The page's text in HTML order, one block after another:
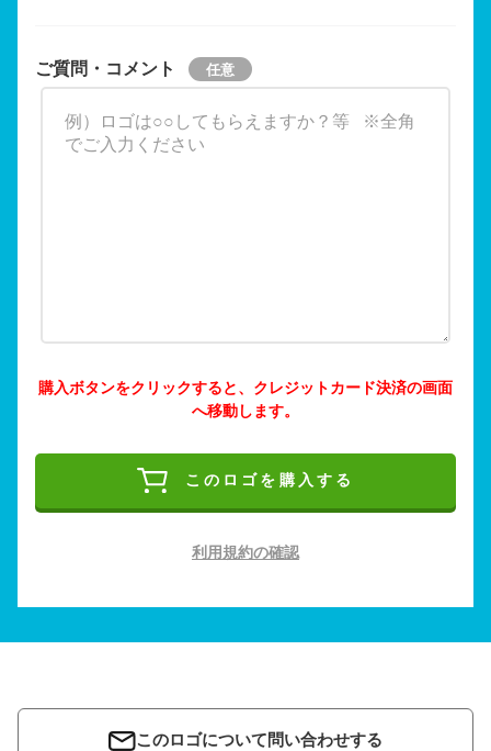
ご質問・コメント
購入ボタンをクリックすると、クレジットカード決済の画面
へ移動します。
このロゴを購入する
利用規約の確認
このロゴについて問い合わせする